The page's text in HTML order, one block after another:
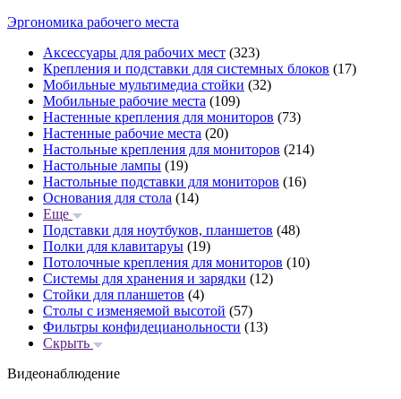
Эргономика рабочего места
Аксессуары для рабочих мест (323)
Крепления и подставки для системных блоков (17)
Мобильные мультимедиа стойки (32)
Мобильные рабочие места (109)
Настенные крепления для мониторов (73)
Настенные рабочие места (20)
Настольные крепления для мониторов (214)
Настольные лампы (19)
Настольные подставки для мониторов (16)
Основания для стола (14)
Еще
Подставки для ноутбуков, планшетов (48)
Полки для клавитаруы (19)
Потолочные крепления для мониторов (10)
Системы для хранения и зарядки (12)
Стойки для планшетов (4)
Столы с изменяемой высотой (57)
Фильтры конфидецианольности (13)
Скрыть
Видеонаблюдение